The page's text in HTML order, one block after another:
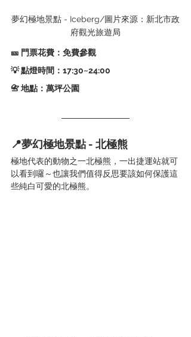
夢幻極地景點 - Iceberg/圖片來源：新北市政
府觀光旅遊局
🎫 門票花費：免費參觀
💡 點燈時間：17:30~24:00
📇 地點：萬坪公園
📍夢幻極地景點 - 北極熊
極地代表的動物之一北極熊，一出捷運站就可
以看到囉～也讓我們值得反思要該如何保護這
些純白可愛的北極熊。